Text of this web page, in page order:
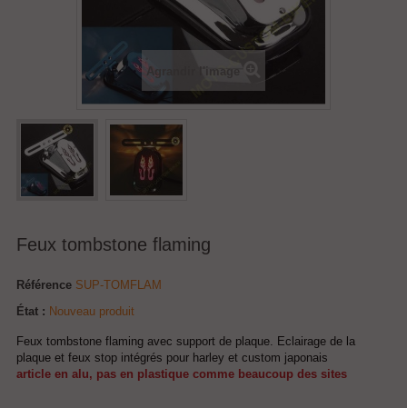
Agrandir l'image
Feux tombstone flaming
Référence SUP-TOMFLAM
État : Nouveau produit
Feux tombstone flaming avec support de plaque. Eclairage de la
plaque et feux stop intégrés pour harley et custom japonais
article en alu, pas en plastique comme beaucoup des sites